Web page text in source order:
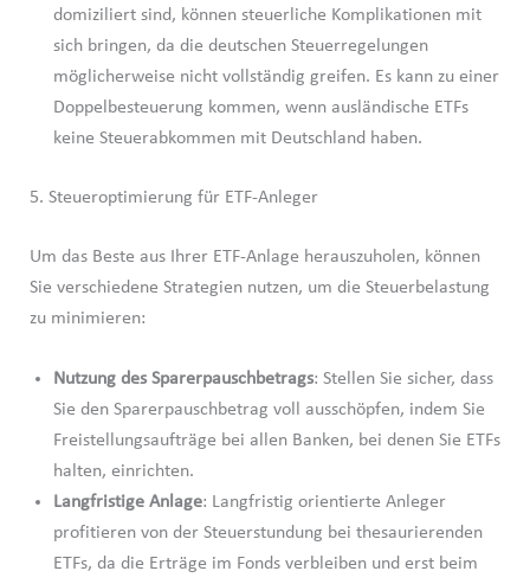
domiziliert sind, können steuerliche Komplikationen mit
sich bringen, da die deutschen Steuerregelungen
möglicherweise nicht vollständig greifen. Es kann zu einer
Doppelbesteuerung kommen, wenn ausländische ETFs
keine Steuerabkommen mit Deutschland haben.
5. Steueroptimierung für ETF-Anleger
Um das Beste aus Ihrer ETF-Anlage herauszuholen, können
Sie verschiedene Strategien nutzen, um die Steuerbelastung
zu minimieren:
Nutzung des Sparerpauschbetrags: Stellen Sie sicher, dass
Sie den Sparerpauschbetrag voll ausschöpfen, indem Sie
Freistellungsaufträge bei allen Banken, bei denen Sie ETFs
halten, einrichten.
Langfristige Anlage: Langfristig orientierte Anleger
profitieren von der Steuerstundung bei thesaurierenden
ETFs, da die Erträge im Fonds verbleiben und erst beim